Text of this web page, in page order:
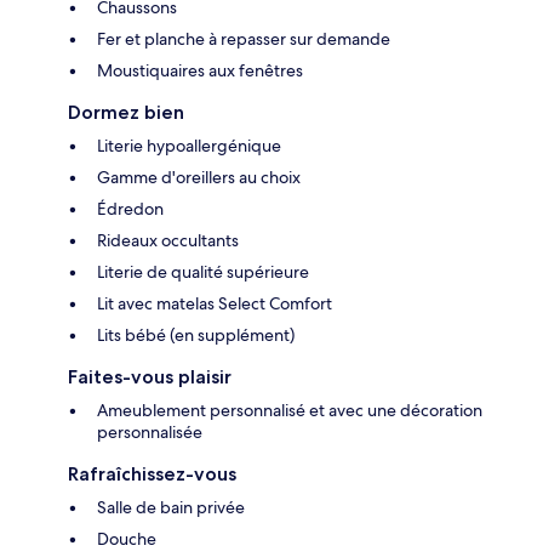
Chaussons
Fer et planche à repasser sur demande
Moustiquaires aux fenêtres
Dormez bien
Literie hypoallergénique
Gamme d'oreillers au choix
Édredon
Rideaux occultants
Literie de qualité supérieure
Lit avec matelas Select Comfort
Lits bébé (en supplément)
Faites-vous plaisir
Ameublement personnalisé et avec une décoration
personnalisée
Rafraîchissez-vous
Salle de bain privée
Douche